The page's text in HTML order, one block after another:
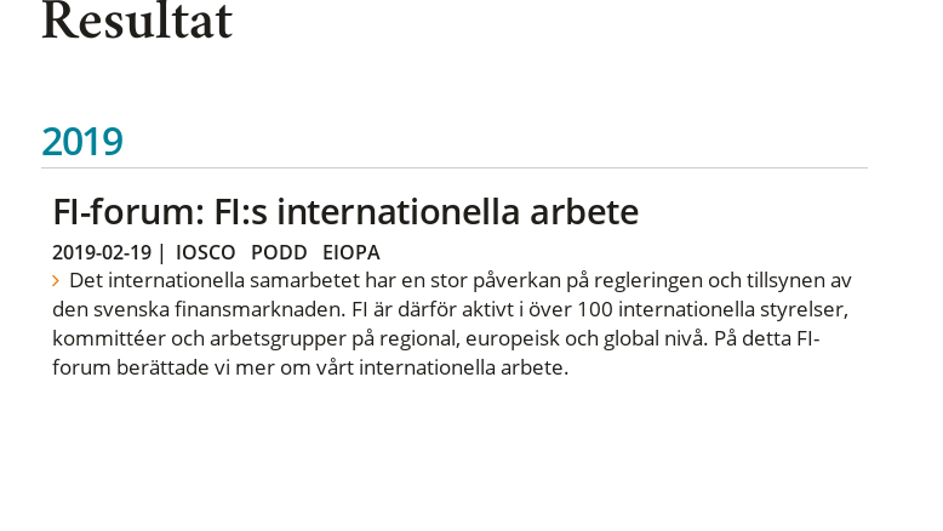
Resultat
2019
FI-forum: FI:s internationella arbete
2019-02-19| IOSCO PODD EIOPA
Det internationella samarbetet har en stor påverkan på regleringen och tillsynen av
den svenska finansmarknaden. FI är därför aktivt i över 100 internationella styrelser,
kommittéer och arbetsgrupper på regional, europeisk och global nivå. På detta FI-
forum berättade vi mer om vårt internationella arbete.